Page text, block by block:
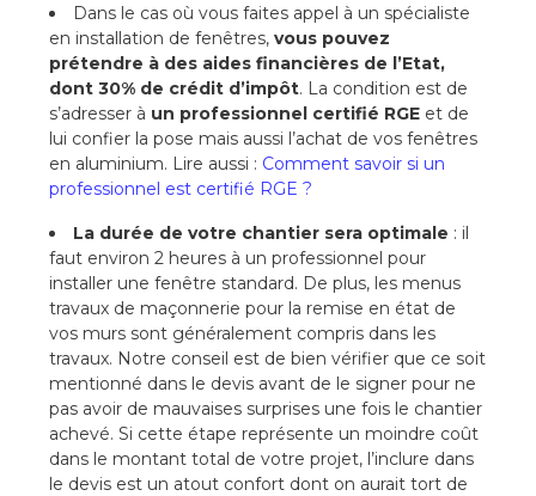
Dans le cas où vous faites appel à un spécialiste
en installation de fenêtres, vous pouvez
prétendre à des aides financières de l’Etat,
dont 30% de crédit d’impôt. La condition est de
s’adresser à un professionnel certifié RGE et de
lui confier la pose mais aussi l’achat de vos fenêtres
en aluminium. Lire aussi : Comment savoir si un
professionnel est certifié RGE ?
La durée de votre chantier sera optimale : il
faut environ 2 heures à un professionnel pour
installer une fenêtre standard. De plus, les menus
travaux de maçonnerie pour la remise en état de
vos murs sont généralement compris dans les
travaux. Notre conseil est de bien vérifier que ce soit
mentionné dans le devis avant de le signer pour ne
pas avoir de mauvaises surprises une fois le chantier
achevé. Si cette étape représente un moindre coût
dans le montant total de votre projet, l’inclure dans
le devis est un atout confort dont on aurait tort de